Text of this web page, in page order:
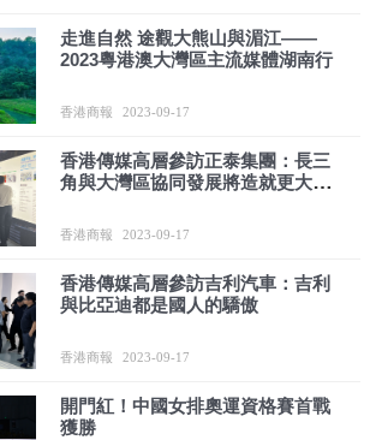
走進自然 途觀大熊山與湄江——
2023粵港澳大灣區主流媒體湖南行
香港商報 2023-09-17
香港傳媒高層參訪正泰集團：長三
角與大灣區協同發展將造就更大空
香港商報 2023-09-17
香港傳媒高層參訪吉利汽車：吉利
與比亞迪都是國人的驕傲
香港商報 2023-09-17
開門紅！中國女排奧運資格賽首戰
獲勝